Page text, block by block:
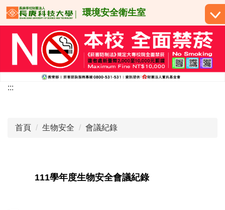
跳
到
主
容
環境安全衛生室
:::
首頁 生物安全 會議紀錄
111學年度生物安全會議紀錄